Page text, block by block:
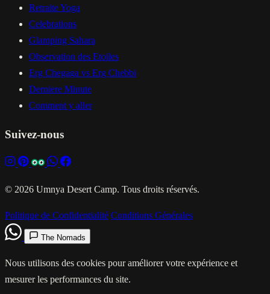
Retraite Yoga
Celebrations
Glamping Sahara
Observation des Etoiles
Erg Chegaga vs Erg Chebbi
Derniere Minute
Comment y aller
Suivez-nous
© 2026 Umnya Desert Camp. Tous droits réservés.
Politique de Confidentialité Conditions Générales
The Nomads
Nous utilisons des cookies pour améliorer votre expérience et
mesurer les performances du site.